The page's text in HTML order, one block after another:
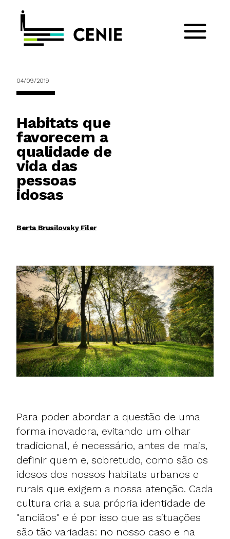
04/09/2019
Habitats que
favorecem a
qualidade de
vida das
pessoas
idosas
Berta Brusilovsky Filer
Para poder abordar a questão de uma
forma inovadora, evitando um olhar
tradicional, é necessário, antes de mais,
definir quem e, sobretudo, como são os
idosos dos nossos habitats urbanos e
rurais que exigem a nossa atenção. Cada
cultura cria a sua própria identidade de
"anciãos" e é por isso que as situações
são tão variadas: no nosso caso e na